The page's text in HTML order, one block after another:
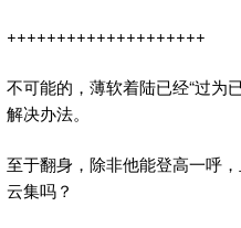
++++++++++++++++++++
不可能的，薄软着陆已经“过为
解决办法。
至于翻身，除非他能登高一呼
云集吗？